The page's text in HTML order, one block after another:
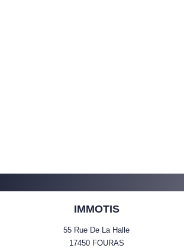
IMMOTIS
55 Rue De La Halle
17450 FOURAS